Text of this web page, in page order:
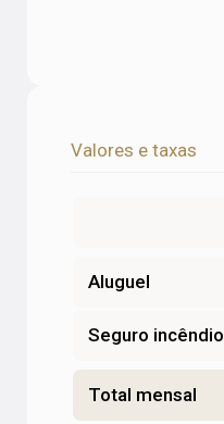
Valores e taxas
Aluguel
Seguro incêndio
Total mensal